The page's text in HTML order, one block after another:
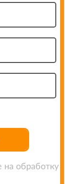
на обработку